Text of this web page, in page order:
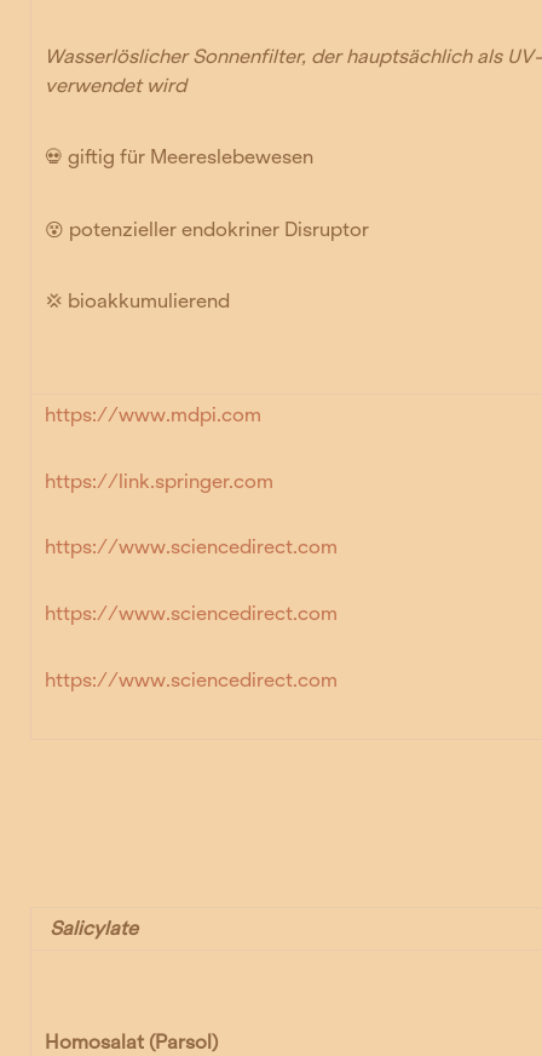
Wasserlöslicher Sonnenfilter, der hauptsächlich als
verwendet wird
💀giftig für Meereslebewesen
😵 potenzieller endokriner Disruptor
💢 bioakkumulierend
https://www.mdpi.com
https://link.springer.com
https://www.sciencedirect.com
https://www.sciencedirect.com
https://www.sciencedirect.com
Salicylate
Homosalat (Parsol)